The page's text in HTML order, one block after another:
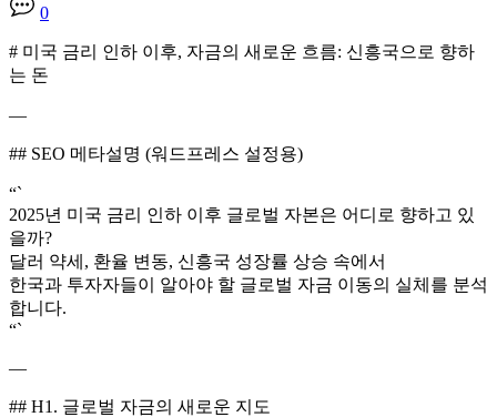
0
# 미국 금리 인하 이후, 자금의 새로운 흐름: 신흥국으로 향하
는 돈
—
## SEO 메타설명 (워드프레스 설정용)
“`
2025년 미국 금리 인하 이후 글로벌 자본은 어디로 향하고 있
을까?
달러 약세, 환율 변동, 신흥국 성장률 상승 속에서
한국과 투자자들이 알아야 할 글로벌 자금 이동의 실체를 분석
합니다.
“`
—
## H1. 글로벌 자금의 새로운 지도